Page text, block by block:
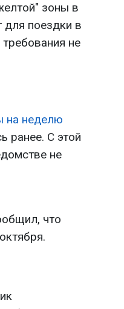
зоны в
для поездки в
не
на неделю
ранее. С этой
не
что